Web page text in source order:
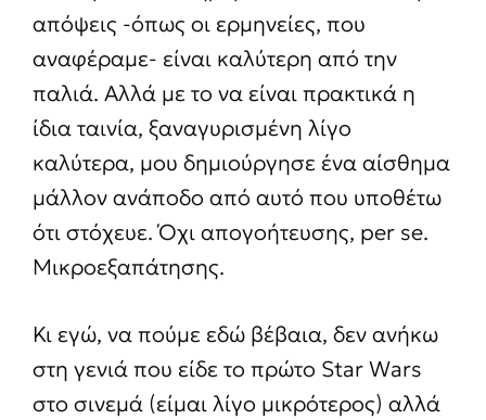
απόψεις -όπως οι ερμηνείες, που
αναφέραμε- είναι καλύτερη από την
παλιά. Αλλά με το να είναι πρακτικά η
ίδια ταινία, ξαναγυρισμένη λίγο
καλύτερα, μου δημιούργησε ένα αίσθημα
μάλλον ανάποδο από αυτό που υποθέτω
ότι στόχευε. Όχι απογοήτευσης, per se.
Μικροεξαπάτησης.
Κι εγώ, να πούμε εδώ βέβαια, δεν ανήκω
στη γενιά που είδε το πρώτο Star Wars
στο σινεμά (είμαι λίγο μικρότερος) αλλά